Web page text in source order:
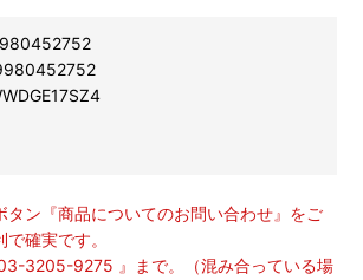
タン『商品についてのお問い合わせ』をご
確実です。
3205-9275 』まで。（混み合っている場